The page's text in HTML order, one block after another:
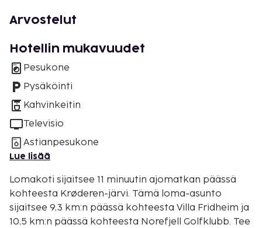
Arvostelut
Hotellin mukavuudet
Pesukone
Pysäköinti
Kahvinkeitin
Televisio
Astianpesukone
Lue lisää
Lomakoti sijaitsee 11 minuutin ajomatkan päässä
kohteesta Krøderen-järvi. Tämä loma-asunto
sijaitsee 9,3 km:n päässä kohteesta Villa Fridheim ja
10,5 km:n päässä kohteesta Norefjell Golfklubb. Tee